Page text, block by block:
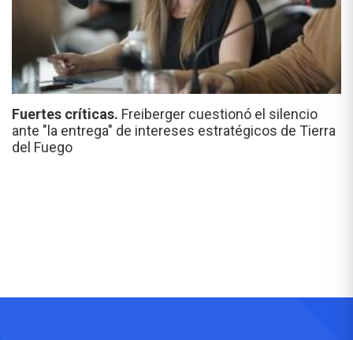
Fuertes críticas. Freiberger cuestionó el silencio
ante "la entrega" de intereses estratégicos de Tierra
del Fuego